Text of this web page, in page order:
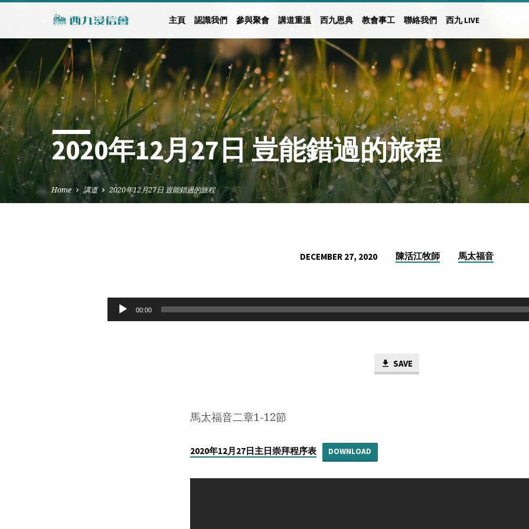
主頁 認識我們 參與聚會 講道重溫 西九恩典 教會事工 聯絡我們 西九 LIVE
2020年12月27日 豈能錯過的旅程
Home 講道 2020年12月27日 豈能錯過的旅程
DECEMBER 27, 2020 陳活江牧師 馬太福音
Audio
Player
00:00
SAVE
馬太福音二章1-12節
2020年12月27日主日崇拜程序表 DOWNLOAD